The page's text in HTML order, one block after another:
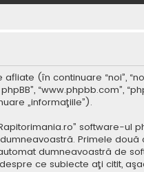
(în continuare “noi”,
“www.phpbb.com”,
„informaţiile”).
software-ul
Primele
dumneavoastră de
ce subiecte aţi citit,